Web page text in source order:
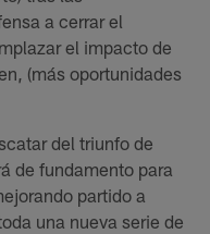
a cerrar el
el impacto de
(más oportunidades
del triunfo de
de fundamento para
partido a
una nueva serie de